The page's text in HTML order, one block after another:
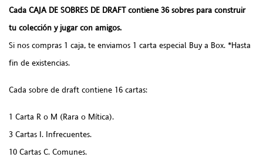
Cada CAJA DE SOBRES DE DRAFT contiene 36 sobres para construir
tu colección y jugar con amigos.
Si nos compras 1 caja, te enviamos 1 carta especial Buy a Box. *Hasta
fin de existencias.
Cada sobre de draft contiene 16 cartas:
1 Carta R o M (Rara o Mítica).
3 Cartas I. Infrecuentes.
10 Cartas C. Comunes.